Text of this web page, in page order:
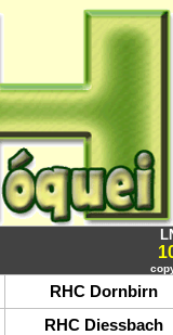
RHC Dornbirn
RHC Diessbach